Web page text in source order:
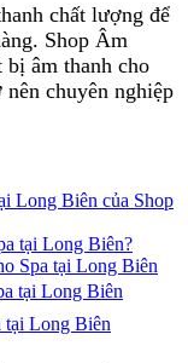
chất lượng để
Shop Âm
bị âm thanh cho
chuyên nghiệp
Long Biên của Shop
tại Long Biên?
Spa tại Long Biên
tại Long Biên
tại Long Biên